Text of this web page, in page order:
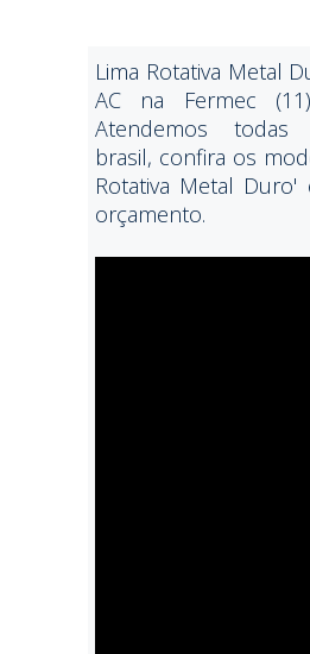
Lima Rotativa Metal
AC na Fermec
Atendemos
brasil, confira os
Rotativa Metal
orçamento.